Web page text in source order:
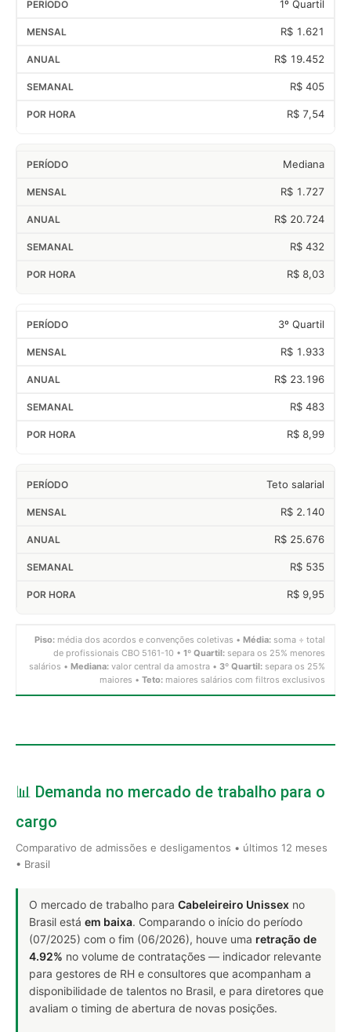
1º Quartil
R$ 1.621
R$ 19.452
R$ 405
R$ 7,54
Mediana
R$ 1.727
R$ 20.724
R$ 432
R$ 8,03
3º Quartil
R$ 1.933
R$ 23.196
R$ 483
R$ 8,99
Teto salarial
R$ 2.140
R$ 25.676
R$ 535
R$ 9,95
Piso: média dos acordos e convenções coletivas • Média: soma ÷ total
de profissionais CBO 5161-10 • 1º Quartil: separa os 25% menores
salários • Mediana: valor central da amostra • 3º Quartil: separa os 25%
maiores • Teto: maiores salários com filtros exclusivos
📊 Demanda no mercado de trabalho para o
cargo
Comparativo de admissões e desligamentos • últimos 12 meses
• Brasil
O mercado de trabalho para Cabeleireiro Unissex no
Brasil está em baixa. Comparando o início do período
(07/2025) com o fim (06/2026), houve uma retração de
4.92% no volume de contratações — indicador relevante
para gestores de RH e consultores que acompanham a
disponibilidade de talentos no Brasil, e para diretores que
avaliam o timing de abertura de novas posições.